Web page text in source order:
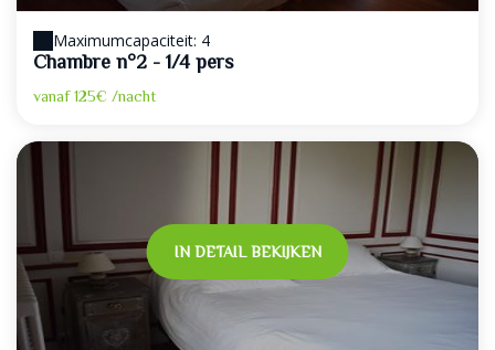
Maximumcapaciteit: 4
Chambre n°2 - 1/4 pers
vanaf125€ /nacht
IN DETAIL BEKIJKEN